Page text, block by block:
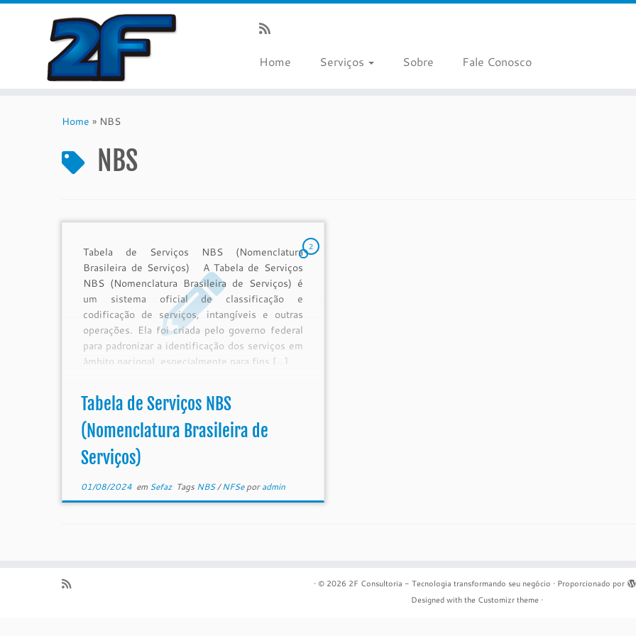
Home Serviços Sobre Fale Conosco
Home » NBS
NBS
2
Tabela de Serviços NBS (Nomenclatura
Brasileira de Serviços) A Tabela de Serviços
NBS (Nomenclatura Brasileira de Serviços) é
um sistema oficial de classificação e
codificação de serviços, intangíveis e outras
operações. Ela foi criada pelo governo federal
para padronizar a identificação dos serviços em
âmbito nacional, especialmente para fins […]
Tabela de Serviços NBS
(Nomenclatura Brasileira de
Serviços)
01/08/2024em Sefaz Tags NBS/NFSeporadmin
· © 2026 2F Consultoria - Tecnologia transformando seu negócio · Proporcionado por
Designed with the Customizr theme ·